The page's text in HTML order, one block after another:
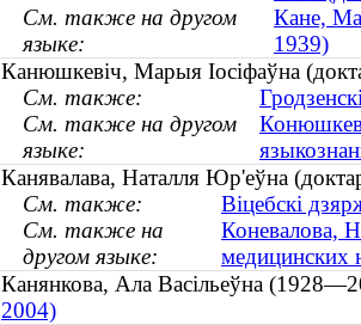
См. также на другом
языке:
Кане,
1939)
Канюшкевіч, Марыя Іосіфаўна
См. также:
См. также на другом
языке:
Канявалава, Наталля Юр'еўна
См. также:
Віцебскі
См. также на
другом языке:
Коневалова,
медицинских
Канянкова, Ала Васільеўна
2004)